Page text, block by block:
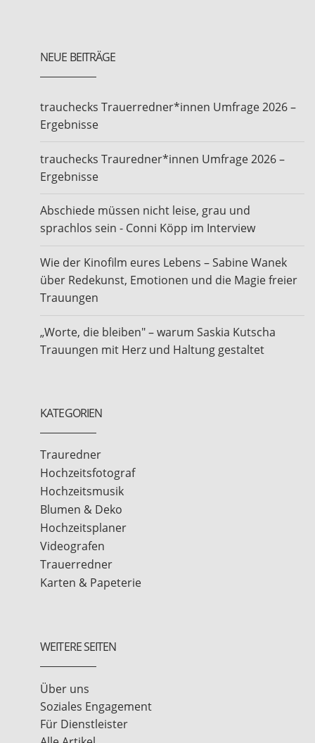
NEUE BEITRÄGE
trauchecks Trauerredner*innen Umfrage 2026 –
Ergebnisse
trauchecks Trauredner*innen Umfrage 2026 –
Ergebnisse
Abschiede müssen nicht leise, grau und
sprachlos sein - Conni Köpp im Interview
Wie der Kinofilm eures Lebens – Sabine Wanek
über Redekunst, Emotionen und die Magie freier
Trauungen
„Worte, die bleiben" – warum Saskia Kutscha
Trauungen mit Herz und Haltung gestaltet
KATEGORIEN
Trauredner
Hochzeitsfotograf
Hochzeitsmusik
Blumen & Deko
Hochzeitsplaner
Videografen
Trauerredner
Karten & Papeterie
WEITERE SEITEN
Über uns
Soziales Engagement
Für Dienstleister